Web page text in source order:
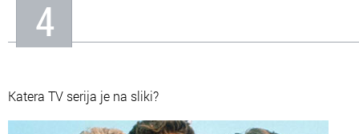
4
Katera TV serija je na sliki?